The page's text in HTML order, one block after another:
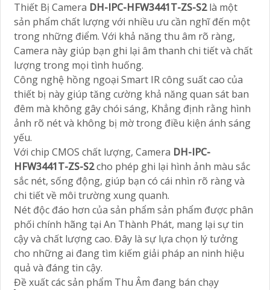
Thiết Bị Camera DH-IPC-HFW3441T-ZS-S2là một
sản phẩm chất lượng với nhiều ưu cần nghĩ đến một
trong những điểm. Với khả năng thu âm rõ ràng,
Camera này giúp bạn ghi lại âm thanh chi tiết và chất
lượng trong mọi tình huống.
Công nghệ hồng ngoại Smart IR công suất cao của
thiết bị này giúp tăng cường khả năng quan sát ban
đêm mà không gây chói sáng, Khẳng định rằng hình
ảnh rõ nét và không bị mờ trong điều kiện ánh sáng
yếu.
Với chip CMOS chất lượng, Camera DH-IPC-
HFW3441T-ZS-S2cho phép ghi lại hình ảnh màu sắc
sắc nét, sống động, giúp bạn có cái nhìn rõ ràng và
chi tiết về môi trường xung quanh.
Nét độc đáo hơn của sản phẩm sản phẩm được phân
phối chính hãng tại An Thành Phát, mang lại sự tin
cậy và chất lượng cao. Đây là sự lựa chọn lý tưởng
cho những ai đang tìm kiếm giải pháp an ninh hiệu
quả và đáng tin cậy.
Đề xuất các sản phẩm Thu Âm đang bán chạy